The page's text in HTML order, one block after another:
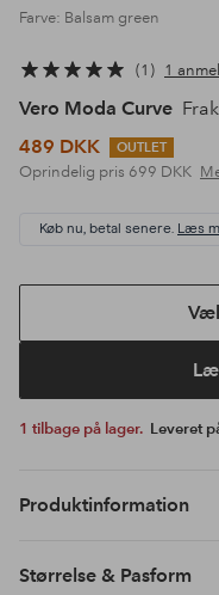
Farve: Balsam green
1 1
Vero Moda Curve
489 DKK
OUTLET
Oprindelig pris 699 DKK
Køb nu, betal senere. Læs
1 tilbage på lager. Leveret
Produktinformation
Størrelse & Pasform